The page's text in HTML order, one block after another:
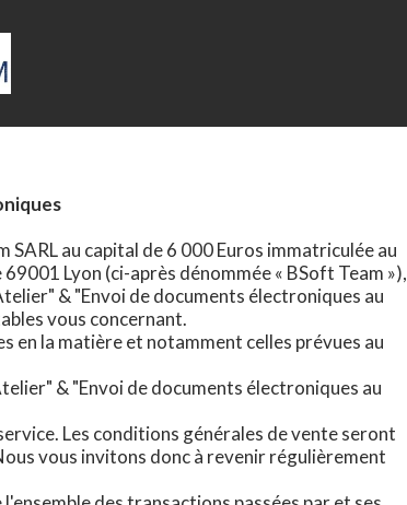
au capital de 6 000 Euros immatriculée au
Lyon (ci-après dénommée « BSoft Team »),
& "Envoi de documents électroniques au
vous concernant.
en la matière et notamment celles prévues au
& "Envoi de documents électroniques au
Les conditions générales de vente seront
vous invitons donc à revenir régulièrement